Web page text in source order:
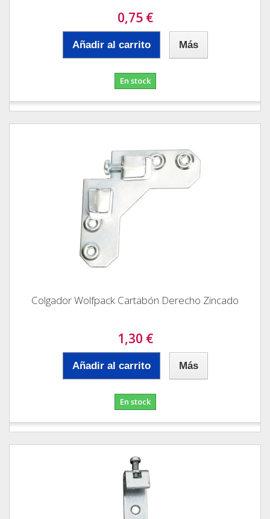
0,75 €
Añadir al carrito Más
En stock
Colgador Wolfpack Cartabón Derecho Zincado
1,30 €
Añadir al carrito Más
En stock